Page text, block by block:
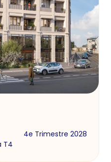
4e Trimestre 2028
T4